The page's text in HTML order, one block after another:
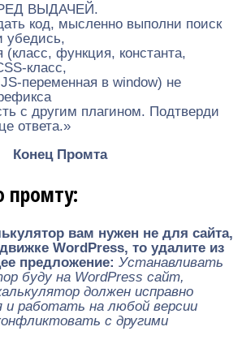
ВЫДАЧЕЙ.
код, мысленно выполни поиск
убедись,
функция, константа,
класс,
переменная в window) не
с другим плагином. Подтверди
ответа.»
Конец Промта
промту:
вам нужен не для сайта,
WordPress, то удалите из
предложение: Устанавливать
буду на WordPress сайт,
должен исправно
и работать на любой версии
с другими